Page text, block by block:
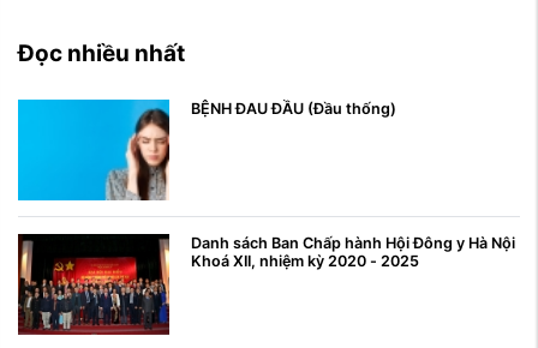
Đọc nhiều nhất
BỆNH ĐAU ĐẦU (Đầu thống)
Danh sách Ban Chấp hành Hội Đông y Hà Nội
Khoá XII, nhiệm kỳ 2020 - 2025